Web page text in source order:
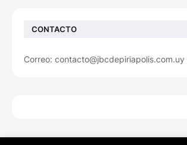
CONTACTO
Correo: contacto@jbcdepiriapolis.com.uy